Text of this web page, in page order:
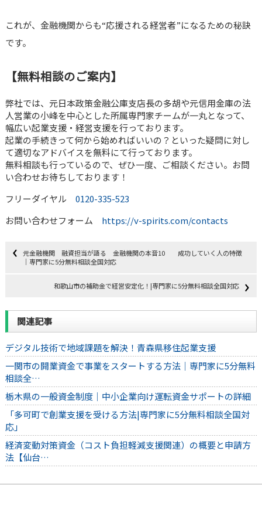
これが、金融機関からも“応援される経営者”になるための秘訣
です。
【無料相談のご案内】
弊社では、元日本政策金融公庫支店長の多胡や元信用金庫の法
人営業の小峰を中心とした所属専門家チームが一丸となって、
幅広い起業支援・経営支援を行っております。
起業の手続きって何から始めればいいの？といった疑問に対し
て適切なアドバイスを無料にて行っております。
無料相談も行っているので、ぜひ一度、ご相談ください。お問
い合わせお待ちしております！
フリーダイヤル 0120-335-523
お問い合わせフォーム https://v-spirits.com/contacts
元金融機関 融資担当が語る 金融機関の本音10 成功していく人の特徴
｜専門家に5分無料相談全国対応
和歌山市の補助金で経営安定化！|専門家に5分無料相談全国対応
関連記事
デジタル技術で地域課題を解決！青森県移住起業支援
一関市の開業資金で事業をスタートする方法｜専門家に5分無料
相談全…
栃木県の一般資金制度｜中小企業向け運転資金サポートの詳細
「多可町で創業支援を受ける方法|専門家に5分無料相談全国対
応」
経済変動対策資金（コスト負担軽減支援関連）の概要と申請方
法【仙台…